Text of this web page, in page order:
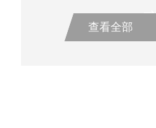
查看全部